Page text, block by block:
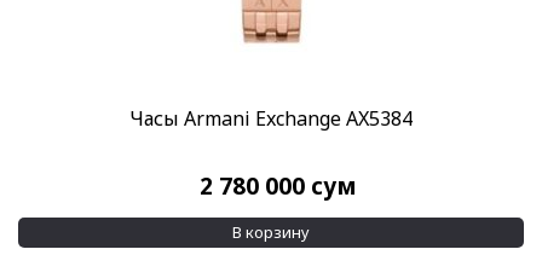
Часы Armani Exchange AX5384
2 780 000 сум
В корзину